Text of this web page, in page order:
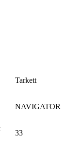
Tarkett
NAVIGATOR
33